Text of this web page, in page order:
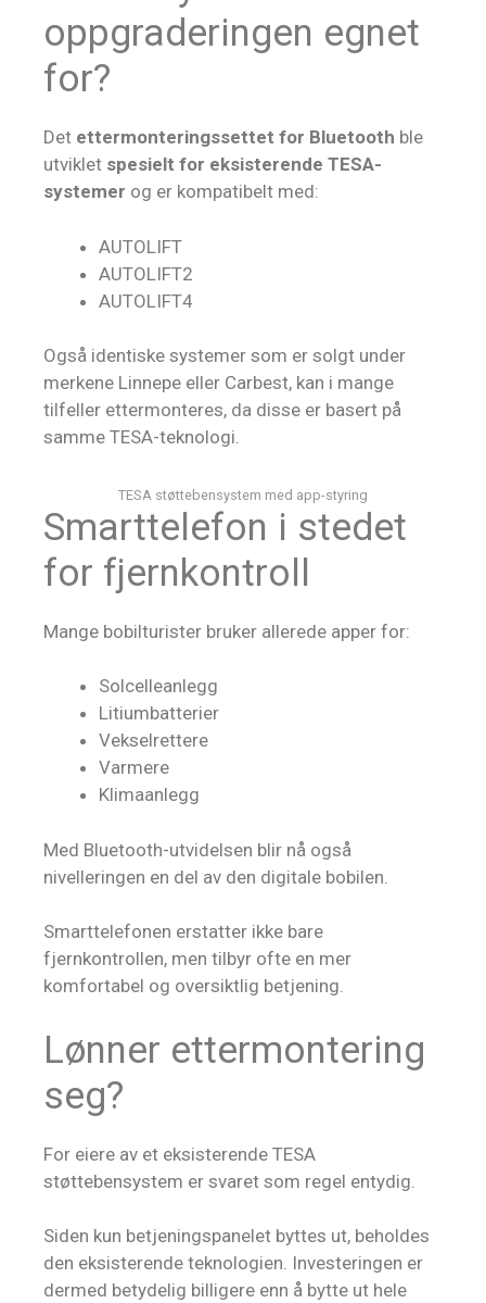
oppgraderingen egnet
for?
Det ettermonteringssettet for Bluetooth ble
utviklet spesielt for eksisterende TESA-
systemer og er kompatibelt med:
AUTOLIFT
AUTOLIFT2
AUTOLIFT4
Også identiske systemer som er solgt under
merkene Linnepe eller Carbest, kan i mange
tilfeller ettermonteres, da disse er basert på
samme TESA-teknologi.
TESA støttebensystem med app-styring
Smarttelefon i stedet
for fjernkontroll
Mange bobilturister bruker allerede apper for:
Solcelleanlegg
Litiumbatterier
Vekselrettere
Varmere
Klimaanlegg
Med Bluetooth-utvidelsen blir nå også
nivelleringen en del av den digitale bobilen.
Smarttelefonen erstatter ikke bare
fjernkontrollen, men tilbyr ofte en mer
komfortabel og oversiktlig betjening.
Lønner ettermontering
seg?
For eiere av et eksisterende TESA
støttebensystem er svaret som regel entydig.
Siden kun betjeningspanelet byttes ut, beholdes
den eksisterende teknologien. Investeringen er
dermed betydelig billigere enn å bytte ut hele